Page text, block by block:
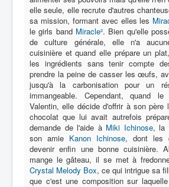
Autre
Animal
Race
Archétype
[]
Nom
Catégorie
Activité
elle seule, elle recrute d'autres
sa mission, formant avec elles les
le girls band Miracle². Bien qu'elle
de culture générale, elle n'a
cuisinière et quand elle prépare un
les ingrédients sans tenir compte
prendre la peine de casser les œufs,
jusqu'à la carbonisation pour un
immangeable. Cependant, quand
Valentin, elle décide d'offrir à son père
chocolat que lui avait autrefois
demande de l'aide à Miki Ichinose, la
son amie Kanon Ichinose, dont les
devenir enfin une bonne cuisinière.
mange le gâteau, il se met à
Crystal Melody Box, ce qui intrigue sa
que c'est une composition sur